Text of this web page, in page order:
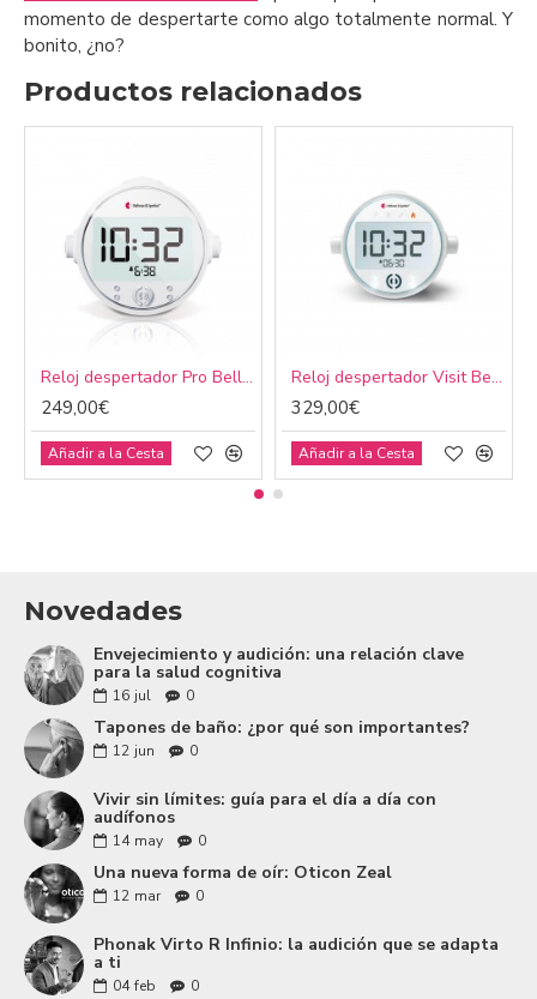
momento de despertarte como algo totalmente normal. Y
bonito, ¿no?
Productos relacionados
Reloj despertador Pro Bellman & Symfon BE1370
249,00€
Añadir a la Cesta
Reloj despertador Visit Bellman & Symfon BE1580
329,00€
Añadir a la Cesta
Novedades
Envejecimiento y audición: una relación clave
para la salud cognitiva
16 jul 0
Tapones de baño: ¿por qué son importantes?
12 jun 0
Vivir sin límites: guía para el día a día con
audífonos
14 may 0
Una nueva forma de oír: Oticon Zeal
12 mar 0
Phonak Virto R Infinio: la audición que se adapta
a ti
04 feb 0